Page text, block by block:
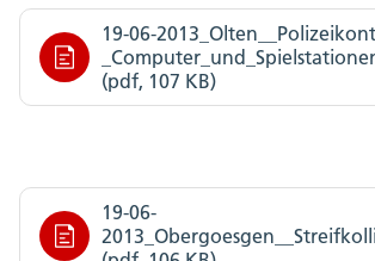
19-06-
(pdf, 107 KB)
19-06-